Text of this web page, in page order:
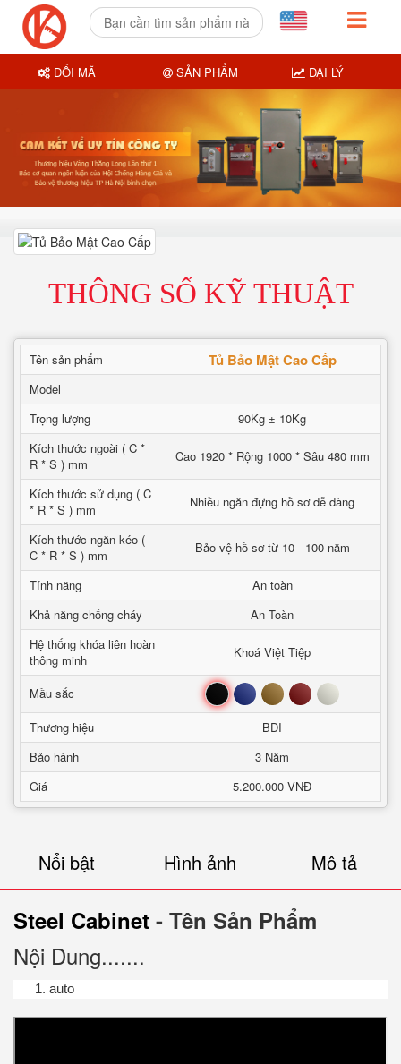
THÔNG SỐ KỸ THUẬT
Tên sản phẩm Tủ Bảo Mật Cao Cấp
Model
Trọng lượng
90Kg ± 10Kg
Kích thước ngoài ( C *
R * S ) mm
Cao 1920 * Rộng 1000 * Sâu 480 mm
Kích thước sử dụng ( C
* R * S ) mm
Nhiều ngăn đựng hồ sơ dễ dàng
Kích thước ngăn kéo (
C * R * S ) mm
Bảo vệ hồ sơ từ 10 - 100 năm
Tính năng
An toàn
Khả năng chống cháy
An Toàn
Hệ thống khóa liên hoàn
thông minh
Khoá Việt Tiệp
Mầu sắc Đen Xanh Nâu Đỏ Trắng
Thương hiệu
BDI
Bảo hành
3 Năm
Giá
5.200.000 VNĐ
Nổi bật Hình ảnh Mô tả
Steel Cabinet - Tên Sản Phẩm
Nội Dung.......
auto
ĐỔI MÃ SẢN PHẨM ĐẠI LÝ